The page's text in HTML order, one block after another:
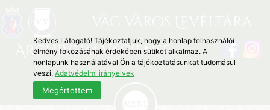
Archivum Vaciense
Kedves Látogató! Tájékoztatjuk, hogy a honlap felhasználói
élmény fokozásának érdekében sütiket alkalmaz. A
honlapunk használatával Ön a tájékoztatásunkat tudomásul
veszi. Adatvédelmi irányelvek
Megértettem